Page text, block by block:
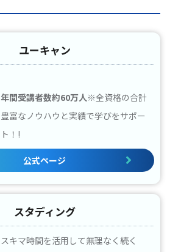
ユーキャン
年間受講者数約60万人※全資格の合計
豊富なノウハウと実績で学びをサポー
ト！!
公式ページ
スタディング
スキマ時間を活用して無理なく続く